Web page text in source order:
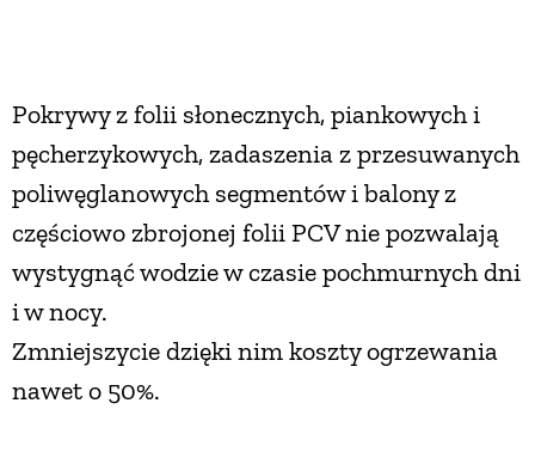
Pokrywy z folii słonecznych, piankowych i
pęcherzykowych, zadaszenia z przesuwanych
poliwęglanowych segmentów i balony z
częściowo zbrojonej folii PCV nie pozwalają
wystygnąć wodzie w czasie pochmurnych dni
i w nocy.
Zmniejszycie dzięki nim koszty ogrzewania
nawet o 50%.